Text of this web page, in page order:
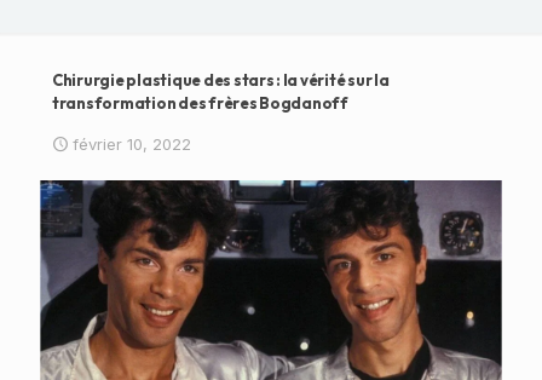
Chirurgie plastique des stars : la vérité sur la
transformation des frères Bogdanoff
février 10, 2022